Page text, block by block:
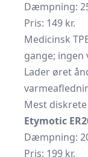
Dæmpning:
Pris: 149 kr.
Medicinsk
gange; ingen
Lader øret
Mest diskrete
Etymotic
Dæmpning:
Pris: 199 kr.